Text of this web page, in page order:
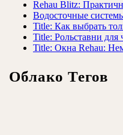
Rehau Blitz:
Водосточные
Title: Как выбрать
Title: Рольставни для
Title: Окна Rehau:
Облако Тегов